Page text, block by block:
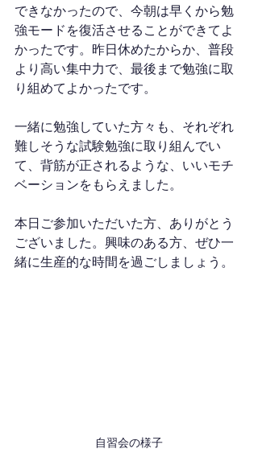
できなかったので、今朝は早くから勉
強モードを復活させることができてよ
かったです。昨日休めたからか、普段
より高い集中力で、最後まで勉強に取
り組めてよかったです。
一緒に勉強していた方々も、それぞれ
難しそうな試験勉強に取り組んでい
て、背筋が正されるような、いいモチ
ベーションをもらえました。
本日ご参加いただいた方、ありがとう
ございました。興味のある方、ぜひ一
緒に生産的な時間を過ごしましょう。
自習会の様子